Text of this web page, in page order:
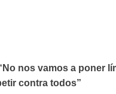
nos vamos a poner
contra todos”